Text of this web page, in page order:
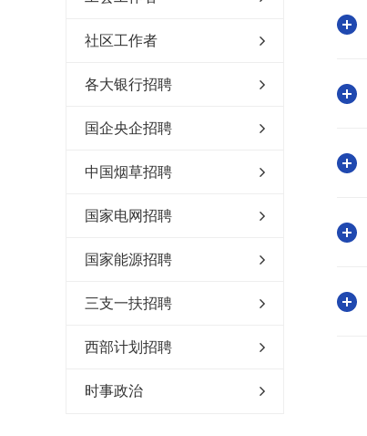
社区工作者
各大银行招聘
国企央企招聘
中国烟草招聘
国家电网招聘
国家能源招聘
三支一扶招聘
西部计划招聘
时事政治